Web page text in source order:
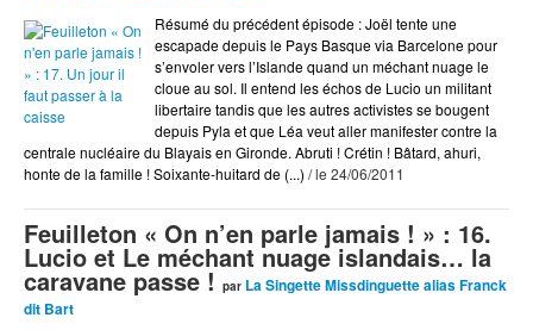
Blog Actu
Chroniques DVD
Coup de Coeur
Coup de Pompe
Culture
Dessin
Résumé du précédent épisode : Joël tente une
escapade depuis le Pays Basque via Barcelone pour
s’envoler vers l’Islande quand un méchant nuage le
cloue au sol. Il entend les échos de Lucio un militant
libertaire tandis que les autres activistes se bougent
depuis Pyla et que Léa veut aller manifester contre la
centrale nucléaire du Blayais en Gironde. Abruti ! Crétin ! Bâtard, ahuri,
honte de la famille ! Soixante-huitard de (...) / le 24/06/2011
Feuilleton « On n’en parle jamais ! » : 16.
Lucio et Le méchant nuage islandais… la
caravane passe ! par La Singette Missdinguette alias Franck
dit Bart